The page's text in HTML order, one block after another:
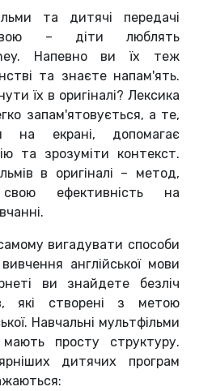
та дитячі передачі
– діти люблять
Напевно ви їх теж
та знаєте напам'ять.
їх в оригіналі? Лексика
запам'ятовується, а те,
на екрані, допомагає
та зрозуміти контекст.
в оригіналі – метод,
ефективність на
вигадувати способи
англійської мови
ви знайдете безліч
які створені з метою
Навчальні мультфільми
просту структуру.
дитячих програм